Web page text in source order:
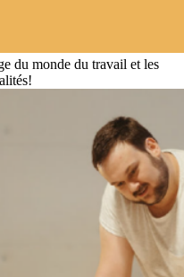
du monde du travail et les